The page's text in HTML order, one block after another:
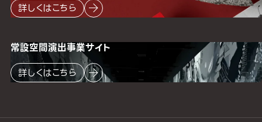
詳しくはこちら
常設空間演出事業サイト
詳しくはこちら